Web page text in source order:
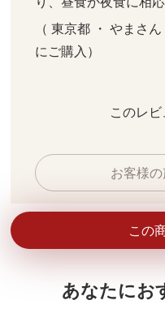
（ 東京都 ・ やまさ
にご購入）
このレ
お客様
この
あなたにお